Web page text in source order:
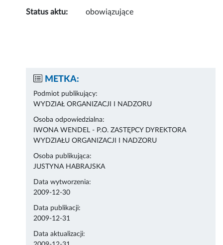
Status aktu: obowiązujące
METKA:
Podmiot publikujący:
WYDZIAŁ ORGANIZACJI I NADZORU
Osoba odpowiedzialna:
IWONA WENDEL - P.O. ZASTĘPCY DYREKTORA
WYDZIAŁU ORGANIZACJI I NADZORU
Osoba publikująca:
JUSTYNA HABRAJSKA
Data wytworzenia:
2009-12-30
Data publikacji:
2009-12-31
Data aktualizacji: